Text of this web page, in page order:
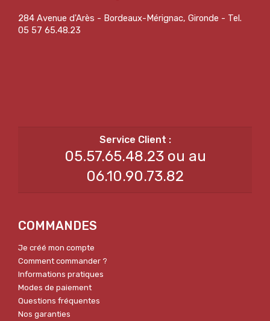
284 Avenue d'Arès - Bordeaux-Mérignac, Gironde - Tel.
05 57 65.48.23
05.57.65.48.23 ou au
06.10.90.73.82
COMMANDES
Je créé mon compte
Comment commander ?
Informations pratiques
Modes de paiement
Questions fréquentes
Nos garanties